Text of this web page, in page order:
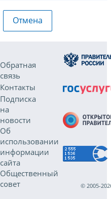
Отмена
Обратная
связь
Контакты
Подписка
на
новости
Об
использовании
информации
сайта
Общественный
совет
© 2005-